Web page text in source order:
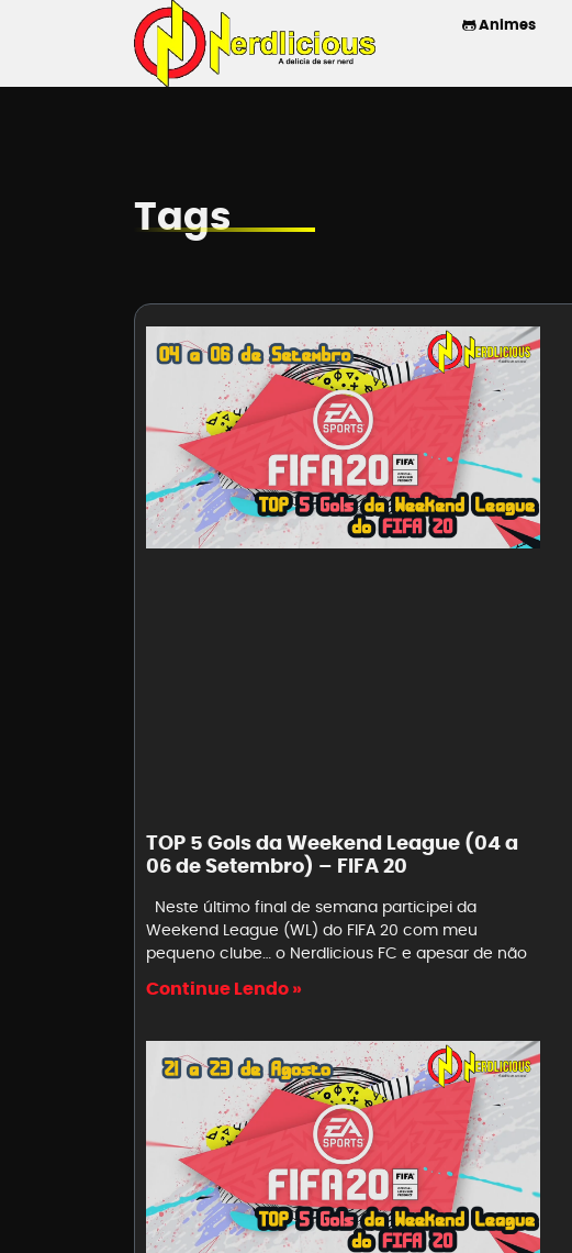
Animes
Tags
TOP 5 Gols da Weekend League (04 a
06 de Setembro) – FIFA 20
Neste último final de semana participei da
Weekend League (WL) do FIFA 20 com meu
pequeno clube… o Nerdlicious FC e apesar de não
Continue Lendo »